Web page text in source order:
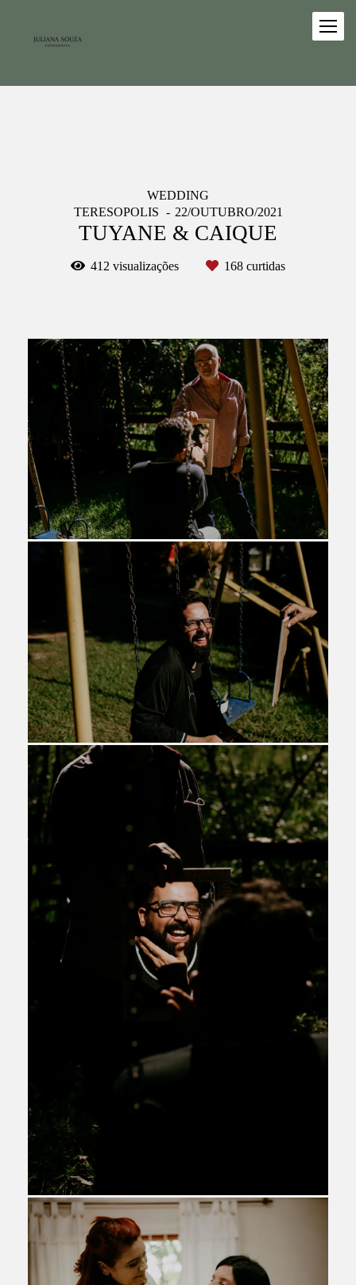
WEDDING
TERESOPOLIS
22/OUTUBRO/2021
TUYANE & CAIQUE
412 visualizações 168 curtidas